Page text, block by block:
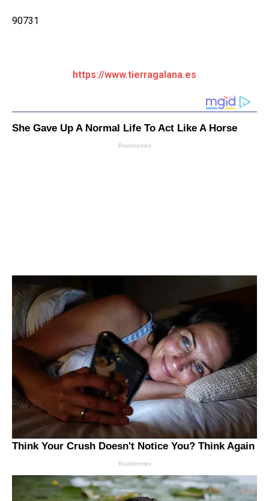
90731
https://www.tierragalana.es